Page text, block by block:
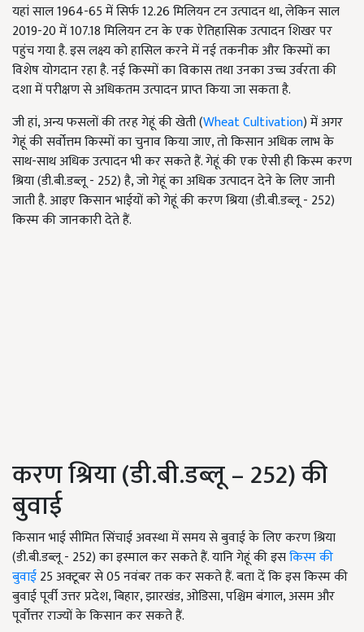
यहां साल 1964-65 में सिर्फ 12.26 मिलियन टन उत्पादन था, लेकिन साल
2019-20 में 107.18 मिलियन टन के एक ऐतिहासिक उत्पादन शिखर पर
पहुंच गया है. इस लक्ष्य को हासिल करने में नई तकनीक और किस्मों का
विशेष योगदान रहा है. नई किस्मों का विकास तथा उनका उच्च उर्वरता की
दशा में परीक्षण से अधिकतम उत्पादन प्राप्त किया जा सकता है.
जी हां, अन्य फसलों की तरह गेहूं की खेती (Wheat Cultivation) में अगर
गेहूं की सर्वोत्तम किस्मों का चुनाव किया जाए, तो किसान अधिक लाभ के
साथ-साथ अधिक उत्पादन भी कर सकते हैं. गेहूं की एक ऐसी ही किस्म करण
श्रिया (डी.बी.डब्लू - 252) है, जो गेहूं का अधिक उत्पादन देने के लिए जानी
जाती है. आइए किसान भाईयों को गेहूं की करण श्रिया (डी.बी.डब्लू - 252)
किस्म की जानकारी देते हैं.
करण श्रिया (डी.बी.डब्लू – 252) की
बुवाई
किसान भाई सीमित सिंचाई अवस्था में समय से बुवाई के लिए करण श्रिया
(डी.बी.डब्लू - 252) का इस्माल कर सकते हैं. यानि गेहूं की इसकिस्म की
बुवाई25 अक्टूबर से 05 नवंबर तक कर सकते हैं. बता दें कि इस किस्म की
बुवाई पूर्वी उत्तर प्रदेश, बिहार, झारखंड, ओडिसा, पश्चिम बंगाल, असम और
पूर्वोत्तर राज्यों के किसान कर सकते हैं.